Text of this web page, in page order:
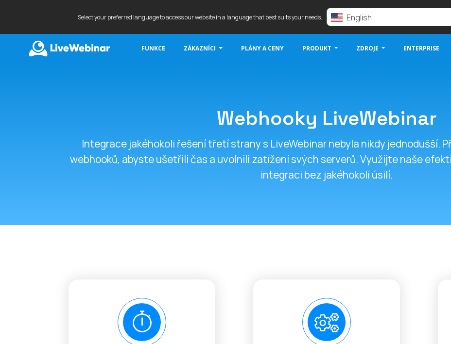
Select your preferred language to access our website in a language that best suits your needs. English
FUNKCE ZÁKAZNÍCI PLÁNY A CENY PRODUKT ZDROJE ENTERPRISE
Webhooky LiveWebinar
Integrace jakéhokoli řešení třetí strany s LiveWebinar nebyla nikdy jednodušší.
webhooků, abyste ušetřili čas a uvolnili zatížení svých serverů. Využijte naše
integraci bez jakéhokoli úsilí.